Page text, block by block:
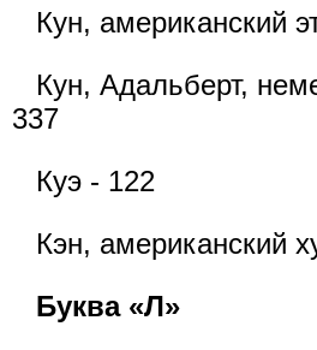
Кун, американский
Кун, Адальберт,
337
Куэ - 122
Кэн, американский
Буква «Л»